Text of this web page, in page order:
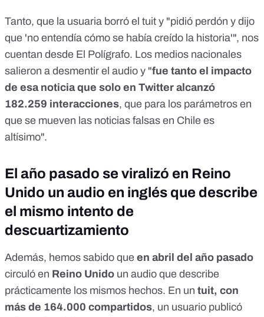
Tanto, que la usuaria borró el tuit y "pidió perdón y dijo
que 'no entendía cómo se había creído la historia'", nos
cuentan desde El Polígrafo. Los medios nacionales
salieron a desmentir el audio y "fue tanto el impacto
de esa noticia que solo en Twitter alcanzó
182.259 interacciones, que para los parámetros en
que se mueven las noticias falsas en Chile es
altísimo".
El año pasado se viralizó en Reino
Unido un audio en inglés que describe
el mismo intento de
descuartizamiento
Además, hemos sabido que en abril del año pasado
circuló en Reino Unido un audio que describe
prácticamente los mismos hechos. En un tuit, con
más de 164.000 compartidos, un usuario publicó